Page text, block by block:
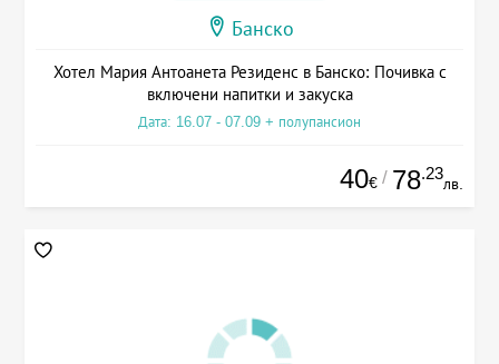
Банско
Хотел Мария Антоанета Резиденс в Банско: Почивка с
включени напитки и закуска
Дата: 16.07 - 07.09 + полупансион
40€ / 78.23
лв.